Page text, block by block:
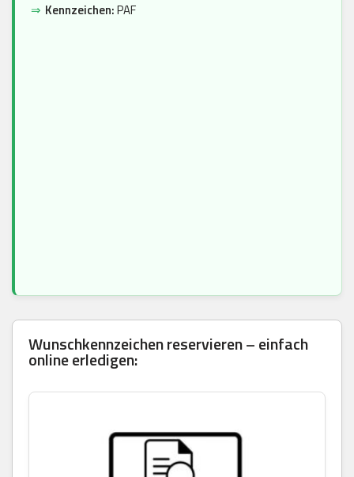
⇒ Kennzeichen:PAF
Wunschkennzeichen reservieren – einfach
online erledigen: